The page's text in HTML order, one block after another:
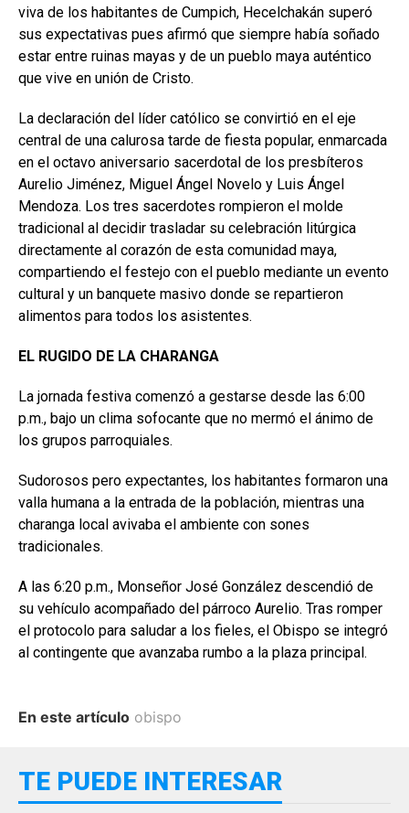
viva de los habitantes de Cumpich, Hecelchakán superó
sus expectativas pues afirmó que siempre había soñado
estar entre ruinas mayas y de un pueblo maya auténtico
que vive en unión de Cristo.
La declaración del líder católico se convirtió en el eje
central de una calurosa tarde de fiesta popular, enmarcada
en el octavo aniversario sacerdotal de los presbíteros
Aurelio Jiménez, Miguel Ángel Novelo y Luis Ángel
Mendoza. Los tres sacerdotes rompieron el molde
tradicional al decidir trasladar su celebración litúrgica
directamente al corazón de esta comunidad maya,
compartiendo el festejo con el pueblo mediante un evento
cultural y un banquete masivo donde se repartieron
alimentos para todos los asistentes.
EL RUGIDO DE LA CHARANGA
La jornada festiva comenzó a gestarse desde las 6:00
p.m., bajo un clima sofocante que no mermó el ánimo de
los grupos parroquiales.
Sudorosos pero expectantes, los habitantes formaron una
valla humana a la entrada de la población, mientras una
charanga local avivaba el ambiente con sones
tradicionales.
A las 6:20 p.m., Monseñor José González descendió de
su vehículo acompañado del párroco Aurelio. Tras romper
el protocolo para saludar a los fieles, el Obispo se integró
al contingente que avanzaba rumbo a la plaza principal.
En este artículo obispo
TE PUEDE INTERESAR